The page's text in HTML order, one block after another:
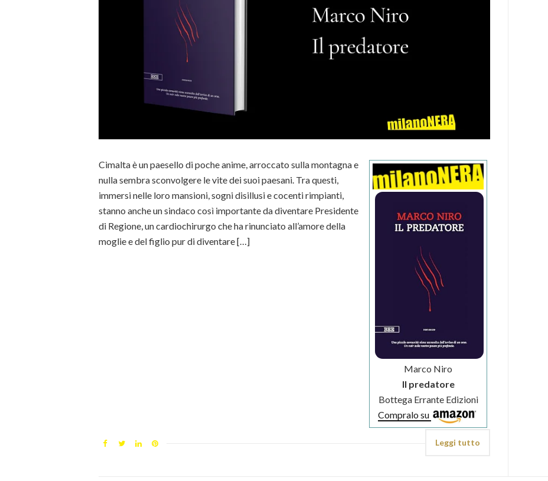
Marco Niro
Il predatore
Bottega Errante Edizioni
Compralo su
Cimalta è un paesello di poche anime, arroccato sulla montagna e
nulla sembra sconvolgere le vite dei suoi paesani. Tra questi,
immersi nelle loro mansioni, sogni disillusi e cocenti rimpianti,
stanno anche un sindaco così importante da diventare Presidente
di Regione, un cardiochirurgo che ha rinunciato all’amore della
moglie e del figlio pur di diventare […]
Leggi tutto